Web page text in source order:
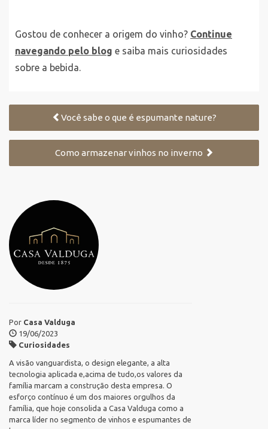
Gostou de conhecer a origem do vinho? Continue
navegando pelo blog e saiba mais curiosidades
sobre a bebida.
Você sabe o que é espumante nature?
Como armazenar vinhos no inverno
Por Casa Valduga
19/06/2023
Curiosidades
A visão vanguardista, o design elegante, a alta
tecnologia aplicada e,acima de tudo,os valores da
família marcam a construção desta empresa. O
esforço contínuo é um dos maiores orgulhos da
família, que hoje consolida a Casa Valduga como a
marca líder no segmento de vinhos e espumantes de